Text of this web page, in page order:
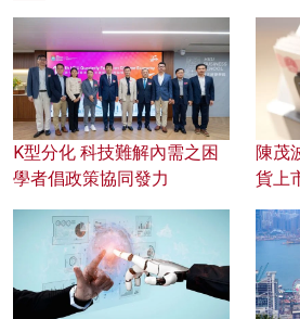
K型分化 科技難解內需之困
學者倡政策協同發力
陳茂
貨上